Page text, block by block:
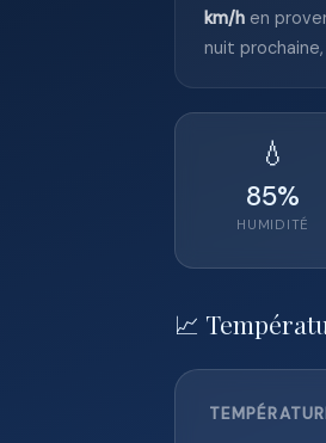
km/h en
nuit
💧
85%
HUMIDITÉ
📈